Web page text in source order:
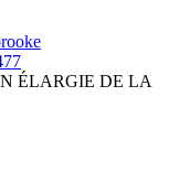
ÉLARGIE DE LA